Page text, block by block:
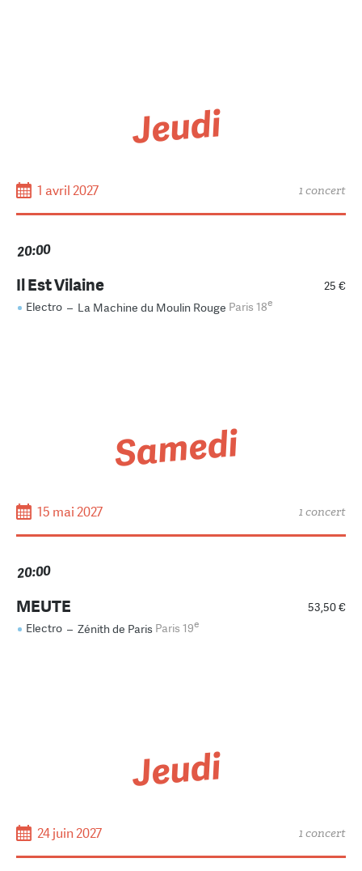
Jeudi
1 avril 2027 1 concert
20:00
25 €
Il Est Vilaine
Electro – La Machine du Moulin Rouge Paris 18e
Samedi
15 mai 2027 1 concert
20:00
53,50 €
MEUTE
Electro – Zénith de Paris Paris 19e
Jeudi
24 juin 2027 1 concert